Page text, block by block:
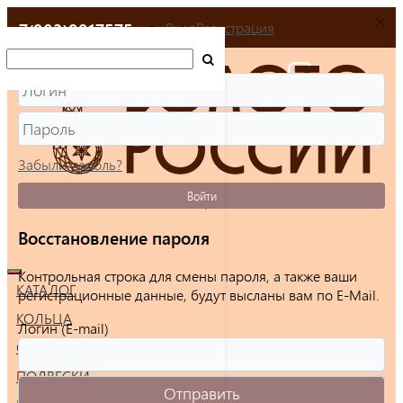
+7(903)9917575
КАТАЛОГ
КОЛЬЦА
СЕРЬГИ
ПОДВЕСКИ
ВходРегистрация
Забыли пароль?
Войти
Восстановление пароля
Контрольная строка для смены пароля, а также ваши
регистрационные данные, будут высланы вам по E-Mail.
Логин (E-mail)